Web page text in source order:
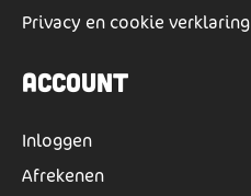
Privacy en cookie verklaring
Account
Inloggen
Afrekenen